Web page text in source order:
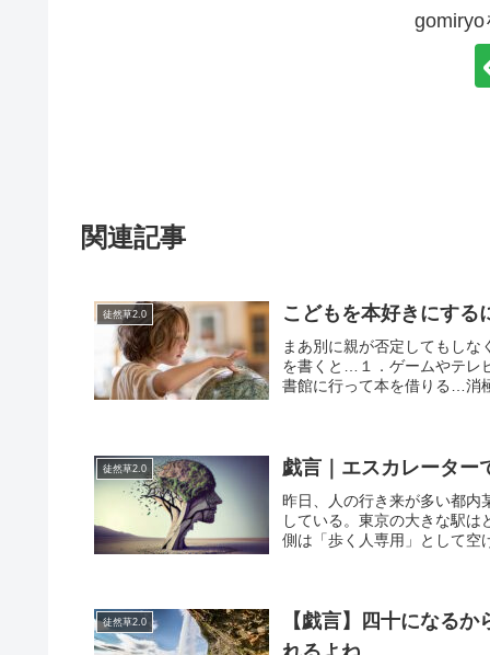
gomiryo
関連記事
徒然草2.0 こどもを本好きにする
まあ別に親が否定してもし
を書くと…１．ゲームやテレ
書館に行って本を借りる…消
徒然草2.0 戯言｜エスカレーター
昨日、人の行き来が多い都内
している。東京の大きな駅
側は「歩く人専用」として空
徒然草2.0
【戯言】四十になる